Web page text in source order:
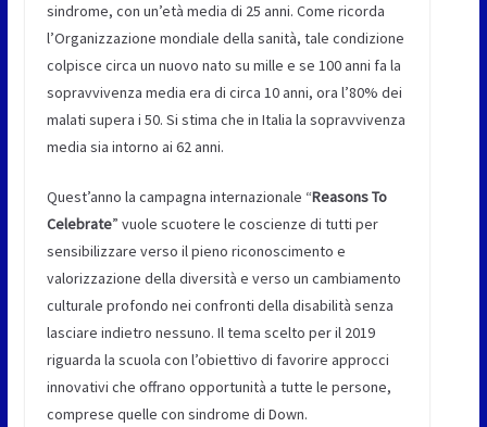
sindrome, con un’età media di 25 anni. Come ricorda
l’Organizzazione mondiale della sanità, tale condizione
colpisce circa un nuovo nato su mille e se 100 anni fa la
sopravvivenza media era di circa 10 anni, ora l’80% dei
malati supera i 50. Si stima che in Italia la sopravvivenza
media sia intorno ai 62 anni.
Quest’anno la campagna internazionale “Reasons To
Celebrate” vuole scuotere le coscienze di tutti per
sensibilizzare verso il pieno riconoscimento e
valorizzazione della diversità e verso un cambiamento
culturale profondo nei confronti della disabilità senza
lasciare indietro nessuno. Il tema scelto per il 2019
riguarda la scuola con l’obiettivo di favorire approcci
innovativi che offrano opportunità a tutte le persone,
comprese quelle con sindrome di Down.